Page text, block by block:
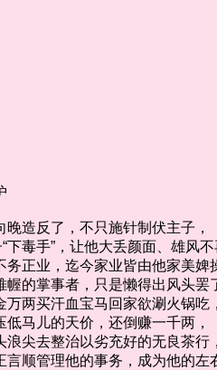
造反了，不只施针制伏主子，
毒手”，让他大丢颜面、雄风
正业，迄今家业皆由他家美婢
的掌事者，只是懒得出风头罢
两买汗血宝马回家欲涮火锅吃
马儿的天价，还倒赚一千两，
尖去整治以劣充好的无良茶行
顺管理他的事务，成为他的左